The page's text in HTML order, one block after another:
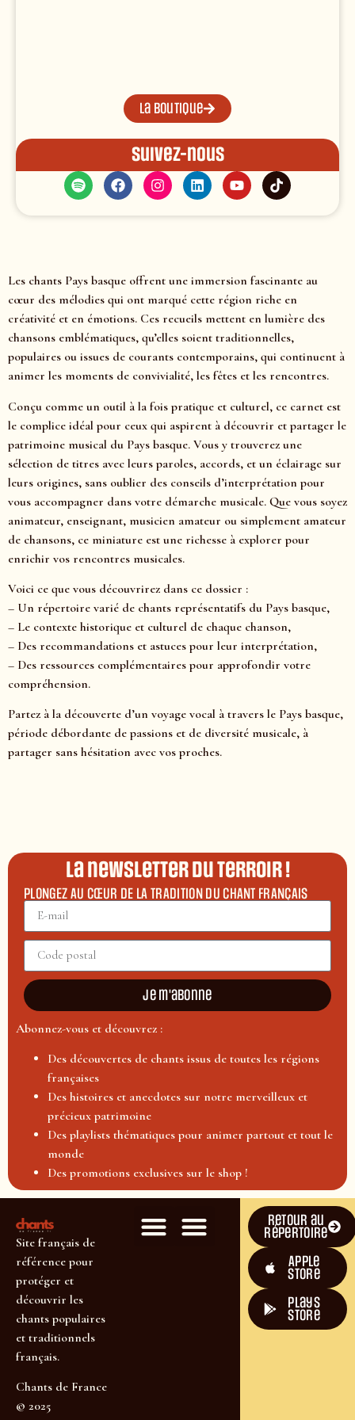
La boutique
Suivez-nous
Les chants Pays basque offrent une immersion fascinante au
cœur des mélodies qui ont marqué cette région riche en
créativité et en émotions. Ces recueils mettent en lumière des
chansons emblématiques, qu’elles soient traditionnelles,
populaires ou issues de courants contemporains, qui continuent à
animer les moments de convivialité, les fêtes et les rencontres.
Conçu comme un outil à la fois pratique et culturel, ce carnet est
le complice idéal pour ceux qui aspirent à découvrir et partager le
patrimoine musical du Pays basque. Vous y trouverez une
sélection de titres avec leurs paroles, accords, et un éclairage sur
leurs origines, sans oublier des conseils d’interprétation pour
vous accompagner dans votre démarche musicale. Que vous soyez
animateur, enseignant, musicien amateur ou simplement amateur
de chansons, ce miniature est une richesse à explorer pour
enrichir vos rencontres musicales.
Voici ce que vous découvrirez dans ce dossier :
– Un répertoire varié de chants représentatifs du Pays basque,
– Le contexte historique et culturel de chaque chanson,
– Des recommandations et astuces pour leur interprétation,
– Des ressources complémentaires pour approfondir votre
compréhension.
Partez à la découverte d’un voyage vocal à travers le Pays basque,
période débordante de passions et de diversité musicale, à
partager sans hésitation avec vos proches.
La newsletter du terroir !
PLONGEZ AU CŒUR DE LA TRADITION DU CHANT FRANÇAIS
Je m'abonne
Abonnez-vous et découvrez :
Des découvertes de chants issus de toutes les régions
françaises
Des histoires et anecdotes sur notre merveilleux et
précieux patrimoine
Des playlists thématiques pour animer partout et tout le
monde
Des promotions exclusives sur le shop !
Site français de
référence pour
protéger et
découvrir les
chants populaires
et traditionnels
français.
Chants de France
© 2025
Retour au
répertoire
Apple
Store
plays
store